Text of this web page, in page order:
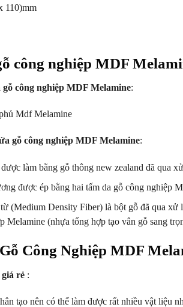
110)mm
công nghiệp MDF
công nghiệp MDF Melamine:
Mdf Melamine
gỗ công nghiệp MDF Melamine:
làm bằng gỗ thông new zealand đã qua
được ép bằng hai tấm da gỗ công nghiệp
(Medium Density Fiber) là bột gỗ đã qua xử
Melamine (nhựa tổng hợp tạo vân gỗ sang
Công Nghiệp MDF
rẻ :
tạo nên có thể làm được rất nhiều vật liệu